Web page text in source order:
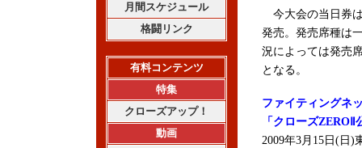
月間スケジュール
格闘リンク
有料コンテンツ
特集
クローズアップ！
動画
今大会の当日券
発売。発売席種は
況によっては発売
となる。
ファイティングネ
「クローズ
2009年3月15日(日)